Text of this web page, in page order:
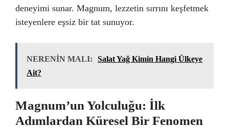
deneyimi sunar. Magnum, lezzetin sırrını keşfetmek
isteyenlere eşsiz bir tat sunuyor.
NERENİN MALI:
Salat Yağ Kimin Hangi Ülkeye
Ait?
Magnum’un Yolculuğu: İlk
Adımlardan Küresel Bir Fenomen